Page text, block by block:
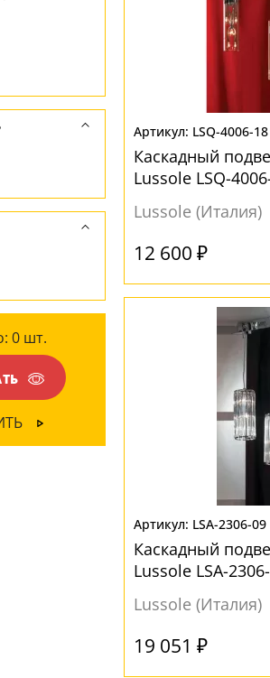
LSQ-4006-18
Каскадный
Lussole LSQ-
Lussole (Италия)
12 600 ₽
LSA-2306-09
Каскадный
Lussole LSA-
Lussole (Италия)
19 051 ₽
0 шт.